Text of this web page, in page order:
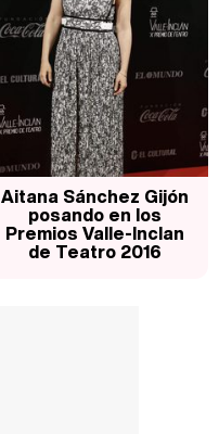
Aitana Sánchez Gijón
posando en los
Premios Valle-Inclan
de Teatro 2016